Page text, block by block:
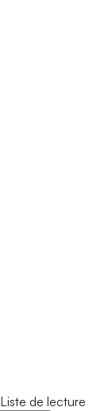
Liste de lecture